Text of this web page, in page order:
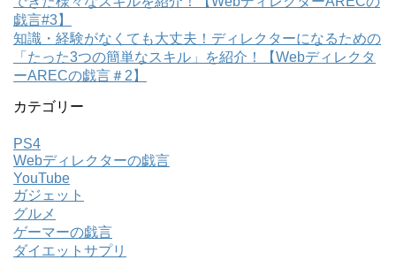
戯言#3】
知識・経験がなくても大丈夫！ディレクターになるための
「たった3つの簡単なスキル」を紹介！【Webディレクタ
ーARECの戯言＃2】
カテゴリー
PS4
Webディレクターの戯言
YouTube
ガジェット
グルメ
ゲーマーの戯言
ダイエットサプリ